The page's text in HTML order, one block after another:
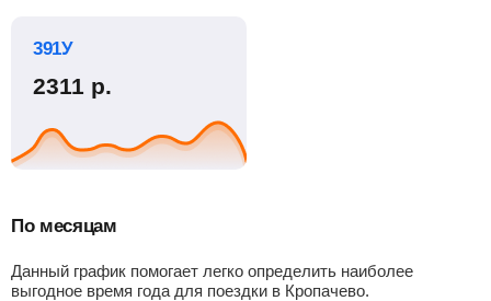
391У
2311 р.
По месяцам
Данный график помогает легко определить наиболее
выгодное время года для поездки в Кропачево.